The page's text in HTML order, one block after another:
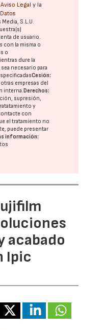
Aviso Legal y la
S.L.U.
de usuario.
con la misma o
o
dure la
necesario para
Cesión:
empresas del
interna.Derechos:
supresión,
y
con
el tratamiento no
puede presentar
información:
acabado
Ipic